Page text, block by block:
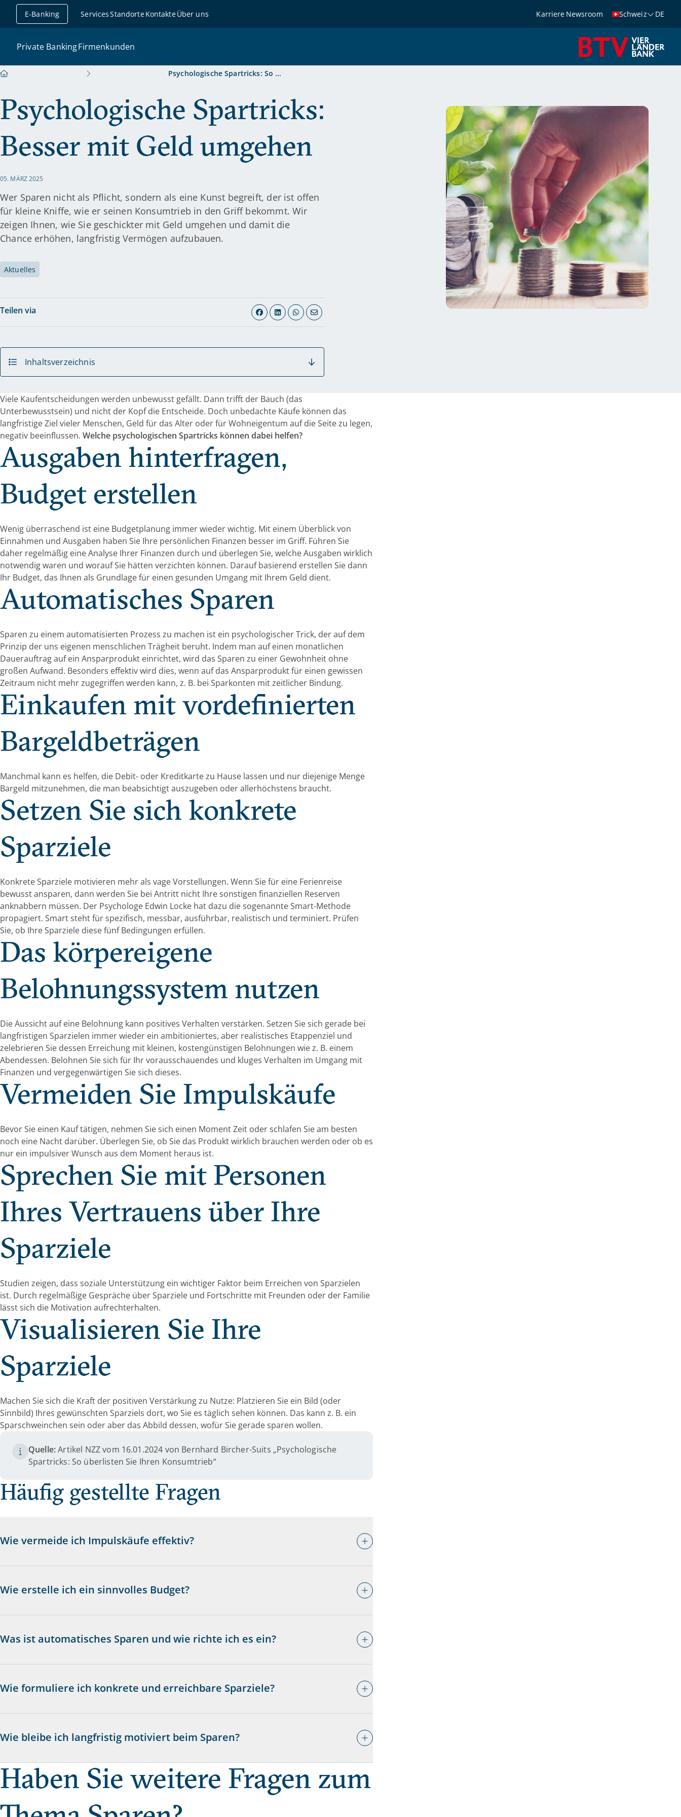
E-Banking
ServicesStandorteKontakteÜber uns Karriere Newsroom Schweiz DE
Private BankingFirmenkunden
Psychologische Spartricks: So ...
Psychologische Spartricks:
Besser mit Geld umgehen
05. MÄRZ 2025
Wer Sparen nicht als Pflicht, sondern als eine Kunst begreift, der ist offen
für kleine Kniffe, wie er seinen Konsumtrieb in den Griff bekommt. Wir
zeigen Ihnen, wie Sie geschickter mit Geld umgehen und damit die
Chance erhöhen, langfristig Vermögen aufzubauen.
Aktuelles
Teilen via
Inhaltsverzeichnis
Viele Kaufentscheidungen werden unbewusst gefällt. Dann trifft der Bauch (das
Unterbewusstsein) und nicht der Kopf die Entscheide. Doch unbedachte Käufe können das
langfristige Ziel vieler Menschen, Geld für das Alter oder für Wohneigentum auf die Seite zu legen,
negativ beeinflussen. Welche psychologischen Spartricks können dabei helfen?
Ausgaben hinterfragen,
Budget erstellen
Wenig überraschend ist eine Budgetplanung immer wieder wichtig. Mit einem Überblick von
Einnahmen und Ausgaben haben Sie Ihre persönlichen Finanzen besser im Griff. Führen Sie
daher regelmäßig eine Analyse Ihrer Finanzen durch und überlegen Sie, welche Ausgaben wirklich
notwendig waren und worauf Sie hätten verzichten können. Darauf basierend erstellen Sie dann
Ihr Budget, das Ihnen als Grundlage für einen gesunden Umgang mit Ihrem Geld dient.
Automatisches Sparen
Sparen zu einem automatisierten Prozess zu machen ist ein psychologischer Trick, der auf dem
Prinzip der uns eigenen menschlichen Trägheit beruht. Indem man auf einen monatlichen
Dauerauftrag auf ein Ansparprodukt einrichtet, wird das Sparen zu einer Gewohnheit ohne
großen Aufwand. Besonders effektiv wird dies, wenn auf das Ansparprodukt für einen gewissen
Zeitraum nicht mehr zugegriffen werden kann, z. B. bei Sparkonten mit zeitlicher Bindung.
Einkaufen mit vordefinierten
Bargeldbeträgen
Manchmal kann es helfen, die Debit- oder Kreditkarte zu Hause lassen und nur diejenige Menge
Bargeld mitzunehmen, die man beabsichtigt auszugeben oder allerhöchstens braucht.
Setzen Sie sich konkrete
Sparziele
Konkrete Sparziele motivieren mehr als vage Vorstellungen. Wenn Sie für eine Ferienreise
bewusst ansparen, dann werden Sie bei Antritt nicht Ihre sonstigen finanziellen Reserven
anknabbern müssen. Der Psychologe Edwin Locke hat dazu die sogenannte Smart-Methode
propagiert. Smart steht für spezifisch, messbar, ausführbar, realistisch und terminiert. Prüfen
Sie, ob Ihre Sparziele diese fünf Bedingungen erfüllen.
Das körpereigene
Belohnungssystem nutzen
Die Aussicht auf eine Belohnung kann positives Verhalten verstärken. Setzen Sie sich gerade bei
langfristigen Sparzielen immer wieder ein ambitioniertes, aber realistisches Etappenziel und
zelebrieren Sie dessen Erreichung mit kleinen, kostengünstigen Belohnungen wie z. B. einem
Abendessen. Belohnen Sie sich für Ihr vorausschauendes und kluges Verhalten im Umgang mit
Finanzen und vergegenwärtigen Sie sich dieses.
Vermeiden Sie Impulskäufe
Bevor Sie einen Kauf tätigen, nehmen Sie sich einen Moment Zeit oder schlafen Sie am besten
noch eine Nacht darüber. Überlegen Sie, ob Sie das Produkt wirklich brauchen werden oder ob es
nur ein impulsiver Wunsch aus dem Moment heraus ist.
Sprechen Sie mit Personen
Ihres Vertrauens über Ihre
Sparziele
Studien zeigen, dass soziale Unterstützung ein wichtiger Faktor beim Erreichen von Sparzielen
ist. Durch regelmäßige Gespräche über Sparziele und Fortschritte mit Freunden oder der Familie
lässt sich die Motivation aufrechterhalten.
Visualisieren Sie Ihre
Sparziele
Machen Sie sich die Kraft der positiven Verstärkung zu Nutze: Platzieren Sie ein Bild (oder
Sinnbild) Ihres gewünschten Sparziels dort, wo Sie es täglich sehen können. Das kann z. B. ein
Sparschweinchen sein oder aber das Abbild dessen, wofür Sie gerade sparen wollen.
Quelle:Artikel NZZ vom 16.01.2024 von Bernhard Bircher-Suits „Psychologische
Spartricks: So überlisten Sie Ihren Konsumtrieb“
Häufig gestellte Fragen
Wie vermeide ich Impulskäufe effektiv?
Wie erstelle ich ein sinnvolles Budget?
Was ist automatisches Sparen und wie richte ich es ein?
Wie formuliere ich konkrete und erreichbare Sparziele?
Wie bleibe ich langfristig motiviert beim Sparen?
Haben Sie weitere Fragen zum